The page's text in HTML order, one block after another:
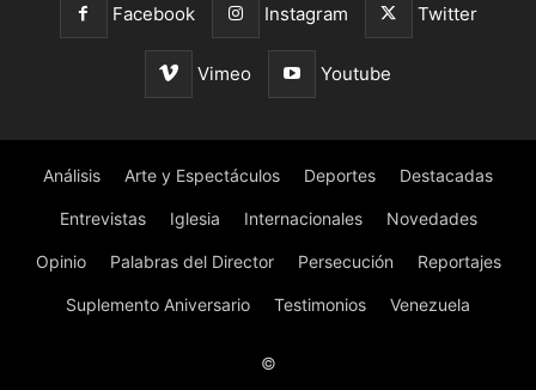
Facebook Instagram Twitter
Vimeo Youtube
Análisis Arte y Espectáculos Deportes Destacadas
Entrevistas Iglesia Internacionales Novedades
Opinio Palabras del Director Persecución Reportajes
Suplemento Aniversario Testimonios Venezuela
©